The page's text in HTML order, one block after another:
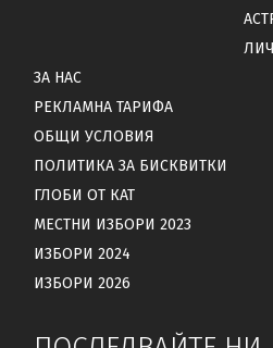
ЗА НАС
РЕКЛАМНА ТАРИФА
ОБЩИ УСЛОВИЯ
ПОЛИТИКА ЗА БИСКВИТКИ
ГЛОБИ ОТ КАТ
МЕСТНИ ИЗБОРИ 2023
ИЗБОРИ 2024
ИЗБОРИ 2026